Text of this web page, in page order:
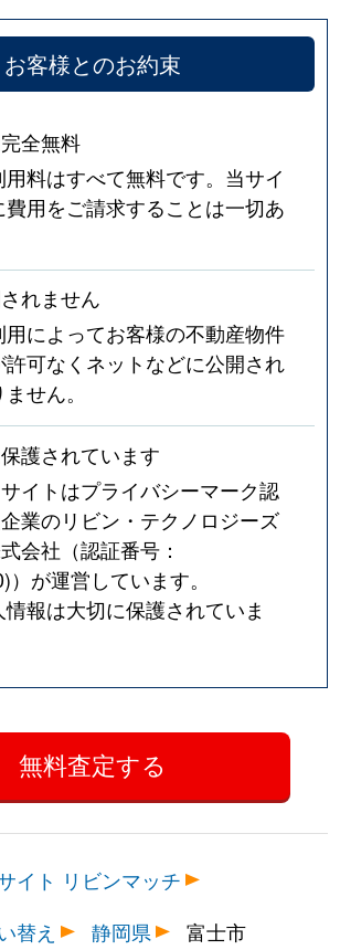
お客様とのお約束
全無料
料はすべて無料です。当サイ
費用をご請求することは一切あ
れません
によってお客様の不動産物件
可なくネットなどに公開され
せん。
護されています
イトはプライバシーマーク認
業のリビン・テクノロジーズ
会社（認証番号：
）が運営しています。
報は大切に保護されていま
イト リビンマッチ
替え
静岡県 富士市